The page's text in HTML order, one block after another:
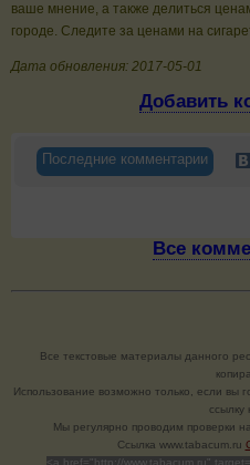
ваше мнение, а также делиться
городе. Следите за ценами на
Дата обновления: 2017-05-01
Добавить
Последние комментарии
Все
Все текстовые материалы данного
Использование возможно только, если вы
ссылку
Мы регулярно проводим проверки
Cсылка www.tabacum.ru
<a href="http://www.tabacum.ru"